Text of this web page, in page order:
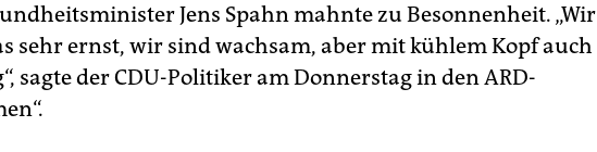
Jens Spahn mahnte zu Besonnenheit. „Wir
sehr ernst, wir sind wachsam, aber mit kühlem Kopf auch
sagte der CDU-Politiker am Donnerstag in den ARD-